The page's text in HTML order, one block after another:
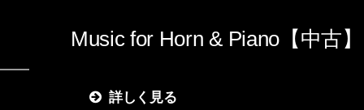
Music for Horn & Piano【中古】
詳しく見る